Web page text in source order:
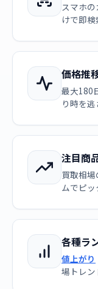
スマホ
けで即
価格推
最大180
り時を逃
注目商
買取相
ムでピッ
各種ラ
値上がり
場トレン